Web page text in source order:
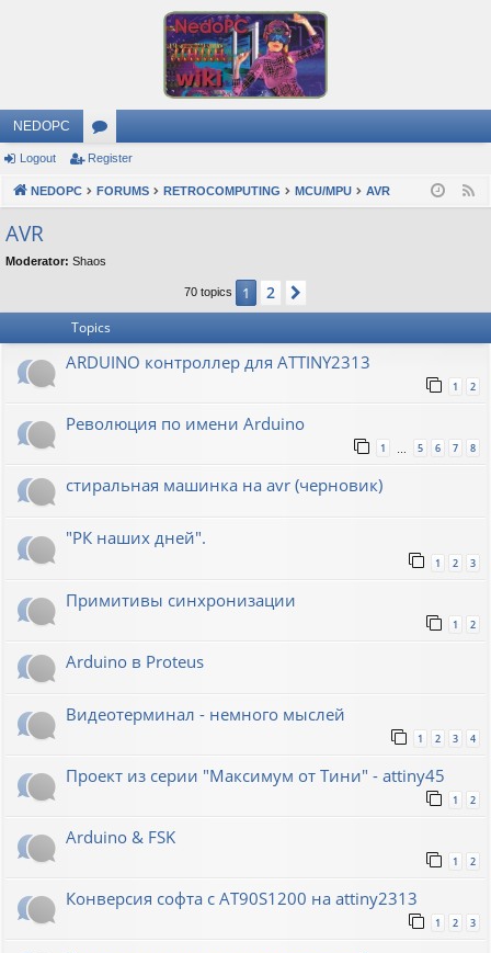
NEDOPC
or
u
s
Logout Register
NEDOPC FORUMS RETROCOMPUTING MCU/MPU AVR
AVR
Moderator: Shaos
70 topics 1 2
Topics
ARDUINO контроллер для ATTINY2313
1 2
Революция по имени Arduino
1 … 5 6 7 8
стиральная машинка на avr (черновик)
"РК наших дней".
1 2 3
Примитивы синхронизации
1 2
Arduino в Proteus
Видеотерминал - немного мыслей
1 2 3 4
Проект из серии "Максимум от Тини" - attiny45
1 2
Arduino & FSK
1 2
Конверсия софта с AT90S1200 на attiny2313
1 2 3